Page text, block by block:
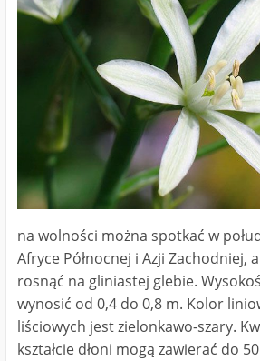
na wolności można spotkać w
Afryce Północnej i Azji Zachodniej,
rosnąć na gliniastej glebie.
wynosić od 0,4 do 0,8 m. Kolor
liściowych jest zielonkawo-szary.
kształcie dłoni mogą zawierać do